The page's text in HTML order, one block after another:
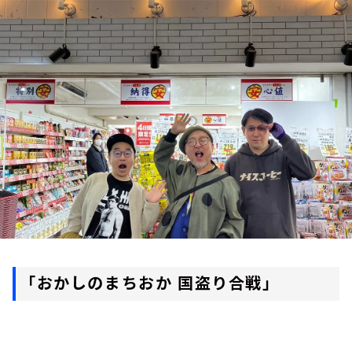
お知らせ
イベント・グッズ
YouTube
会社情報
「おかしのまちおか 国盗り合戦」